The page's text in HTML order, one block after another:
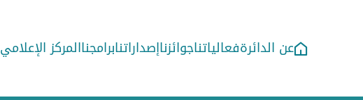
عن الدائرةفعالياتناجوائزناإصداراتنابرامجناالمركز الإعلامي